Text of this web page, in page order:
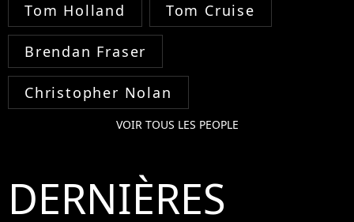
Tom Holland Tom Cruise
Brendan Fraser
Christopher Nolan
VOIR TOUS LES PEOPLE
DERNIÈRES